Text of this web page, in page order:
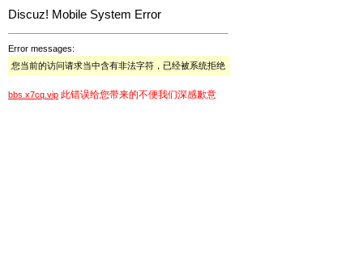
Discuz! Mobile System Error
Error messages:
您当前的访问请求当中含有非法字符，已经被系统拒绝
bbs.x7cq.vip 此错误给您带来的不便我们深感歉意